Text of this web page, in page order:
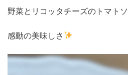
野菜とリコッタチーズのトマト
感動の美味しさ